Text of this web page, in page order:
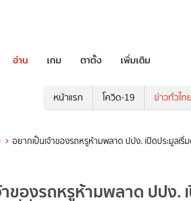
อ่าน เกม ตาตั้ง เพิ่มเติม
หน้าแรก โควิด-19 ข่าวทั่วไทย
อยากเป็นเจ้าของรถหรูห้ามพลาด ปปง. เปิดประมูลเ
าของรถหรูห้ามพลาด ปปง.